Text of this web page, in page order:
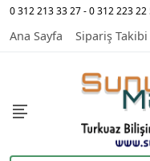
0 312 213 33 27 - 0 312 223
Ana Sayfa Sipariş Takibi